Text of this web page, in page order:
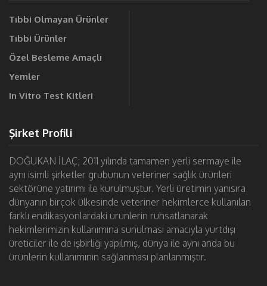
Tıbbi Olmayan Ürünler
Tıbbi Ürünler
Özel Besleme Amaçlı
Yemler
In Vitro Test Kitleri
Şirket Profili
DOĞUKAN İLAÇ; 2011 yılında tamamen yerli sermaye ile
aynı isimli şirketler grubunun veteriner sağlık ürünleri
sektörüne yatırımı ile kurulmuştur. Yerli üretimin yanısıra
dünyanın birçok ülkesinde veteriner hekimlerce kullanılan
farklı endikasyonlardaki ürünlerin ruhsatlanarak
hekimlerimizin kullanımına sunulması amacıyla yurtdışı
üreticiler ile de işbirliği yapılmış, dünya ile aynı anda bu
ürünlerin kullanımının sağlanması planlanmıştır.